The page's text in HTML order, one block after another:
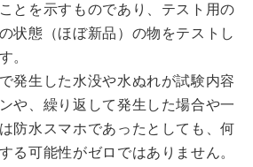
とを示すものであり、テスト用の
状態（ほぼ新品）の物をテストし
。
発生した水没や水ぬれが試験内容
や、繰り返して発生した場合や一
防水スマホであったとしても、何
る可能性がゼロではありません。